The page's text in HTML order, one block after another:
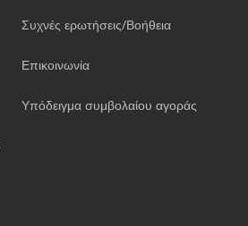
Συχνές ερωτήσεις/Βοήθεια
Επικοινωνία
Υπόδειγμα συμβολαίου αγοράς